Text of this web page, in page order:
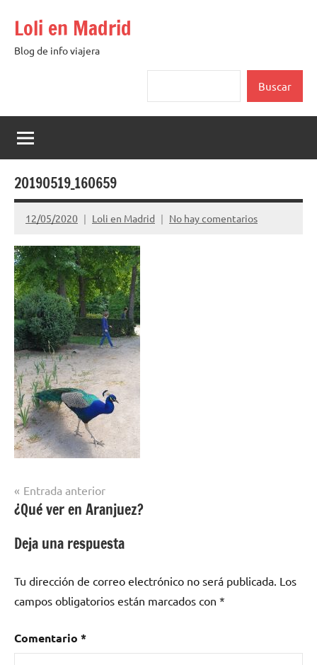
contenido
Loli en Madrid
Blog de info viajera
Buscar
20190519_160659
12/05/2020 Loli en Madrid No hay comentarios
Navegación
de
entradas
Entrada anterior
¿Qué ver en Aranjuez?
Deja una respuesta
Tu dirección de correo electrónico no será publicada. Los
campos obligatorios están marcados con *
Comentario *